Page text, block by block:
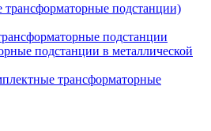
подстанции)
подстанции
подстанции в металлической
трансформаторные